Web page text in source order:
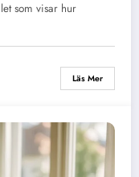
som visar hur
Läs Mer